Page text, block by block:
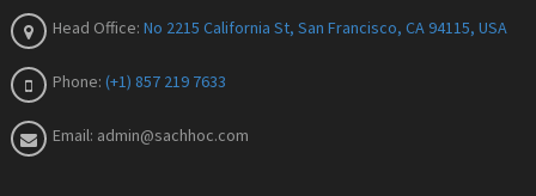
Head Office: No 2215 California St, San Francisco, CA 94115, USA
Phone: (+1) 857 219 7633
Email: admin@sachhoc.com